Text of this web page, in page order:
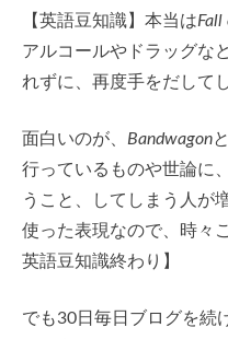
【英語豆知識】本当はFall
アルコールやドラッグな
れずに、再度手をだして
面白いのが、 Bandwagon
行っているものや世論に
うこと、してしまう人が
使った表現なので、時々
英語豆知識終わり】
でも30日毎日ブログを続